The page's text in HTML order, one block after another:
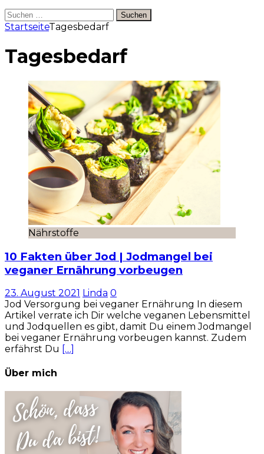
Suchen
nach:
StartseiteTagesbedarf
Tagesbedarf
Nährstoffe
10 Fakten über Jod | Jodmangel bei
veganer Ernährung vorbeugen
23. August 2021 Linda 0
Jod Versorgung bei veganer Ernährung In diesem
Artikel verrate ich Dir welche veganen Lebensmittel
und Jodquellen es gibt, damit Du einem Jodmangel
bei veganer Ernährung vorbeugen kannst. Zudem
erfährst Du
[…]
Über mich